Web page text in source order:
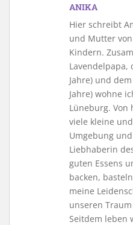
ANIKA
Hier schreibt
und Mutter
Kindern.
Lavendelpapa,
Jahre) und
Jahre) wohne
Lüneburg.
viele kleine
Umgebung
Liebhaberin
guten Essens
backen,
meine
unseren
Seitdem leben